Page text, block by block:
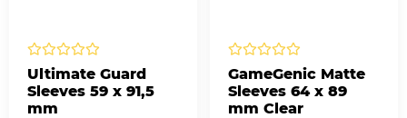
Ultimate Guard
Sleeves 59 x 91,5
mm
GameGenic Matte
Sleeves 64 x 89
mm Clear